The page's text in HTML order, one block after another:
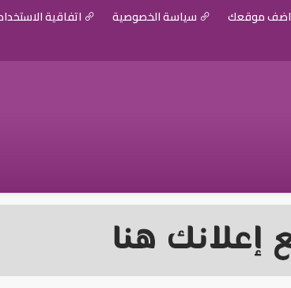
اضف موقعك سياسة الخصوصية اتفاقية